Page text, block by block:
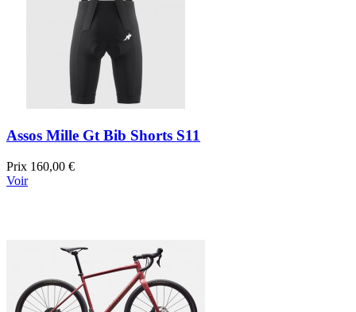
Assos Mille Gt Bib Shorts S11
Prix 160,00 €
Voir